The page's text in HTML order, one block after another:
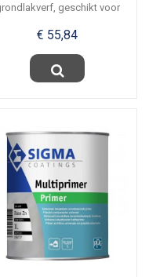
geschikt voor
€ 55,84